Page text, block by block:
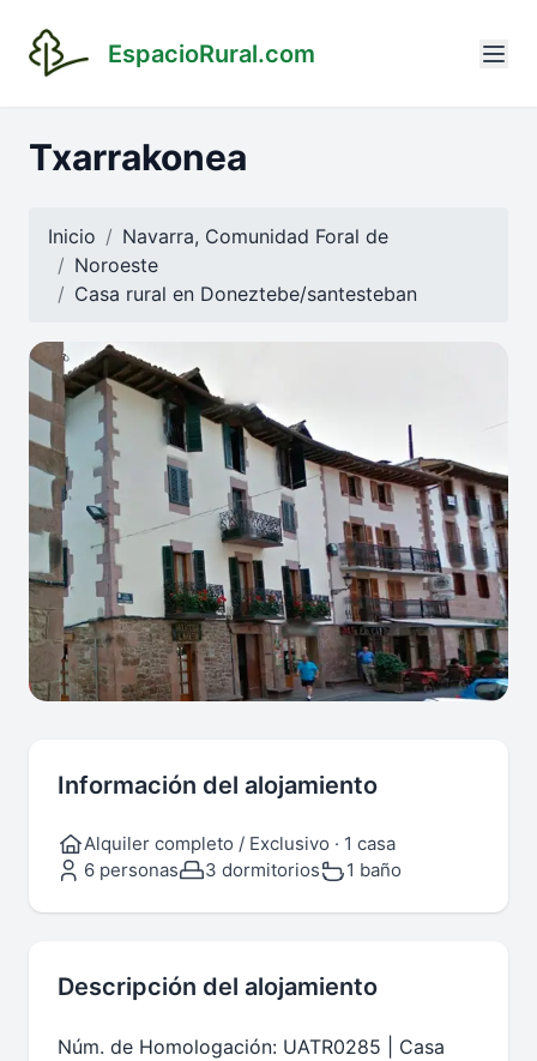
EspacioRural.com
Txarrakonea
Inicio
Navarra, Comunidad Foral de
Noroeste
Casa rural en Doneztebe/santesteban
Información del alojamiento
Alquiler completo / Exclusivo · 1 casa
6 personas
3 dormitorios 1 baño
Descripción del alojamiento
Núm. de Homologación: UATR0285 | Casa